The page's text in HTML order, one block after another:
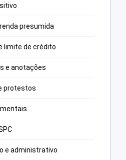
presumida
limite de crédito
e anotações
protestos
e administrativo